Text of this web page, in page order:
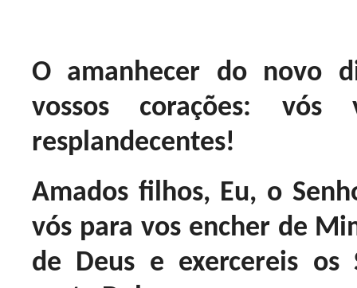
O amanhecer do novo
vossos corações: vós
resplandecentes!
Amados filhos, Eu, o
vós para vos encher de
de Deus e exercereis os